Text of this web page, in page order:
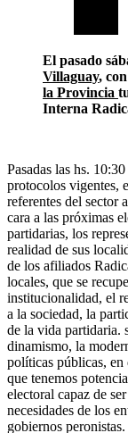
El pasado
Villaguay,
la Provincia
Interna
Pasadas las hs.
protocolos vigentes,
referentes del sector
cara a las próximas
partidarias, los
realidad de sus
de los afiliados
locales, que se
institucionalidad, el
a la sociedad, la
de la vida partidaria.
dinamismo, la
políticas públicas, en
que tenemos
electoral capaz de
necesidades de los
gobiernos peronistas.